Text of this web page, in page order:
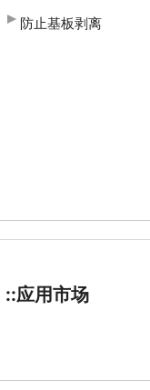
防止基板剥离
::应用市场